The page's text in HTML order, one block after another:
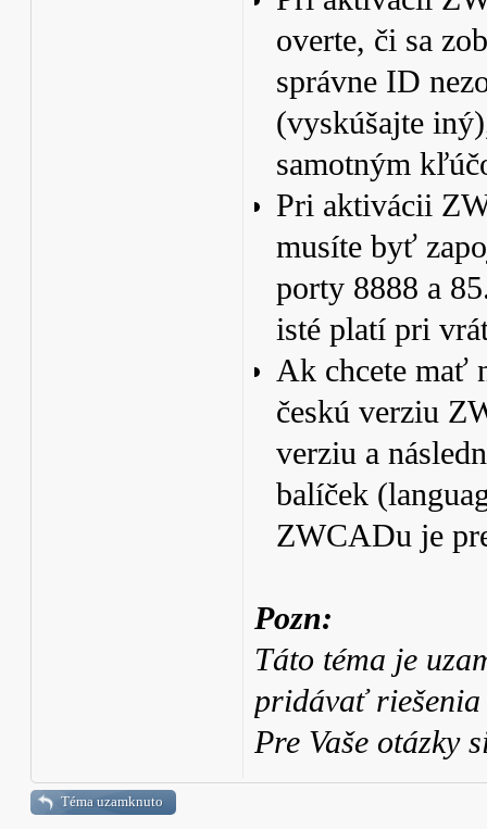
overte, či sa
správne ID
(vyskúšajte
samotným
Pri aktivácii
musíte byť
porty 8888 a
isté platí pri
Ak chcete mať
českú verziu
verziu a
balíček
ZWCADu je
Pozn:
Táto téma je
pridávať riešenia
Pre Vaše otázky
Téma uzamknuto